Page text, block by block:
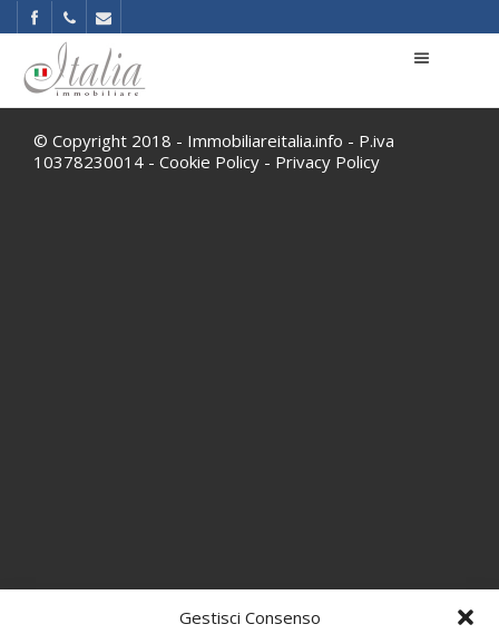
Gestisci Consenso
© Copyright 2018 - Immobiliareitalia.info - P.iva
10378230014 - Cookie Policy - Privacy Policy